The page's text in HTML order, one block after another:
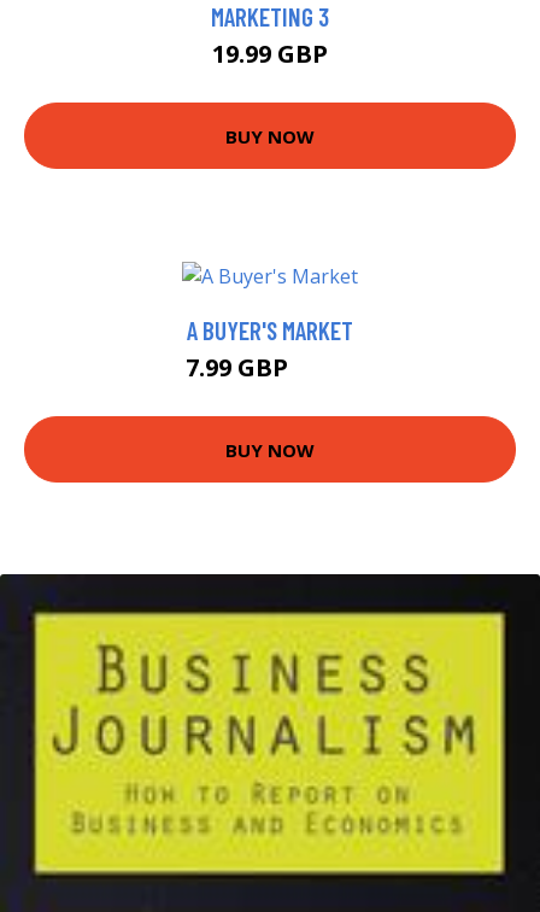
MARKETING 3
19.99 GBP
BUY NOW
A BUYER'S MARKET
7.99 GBP
BUY NOW